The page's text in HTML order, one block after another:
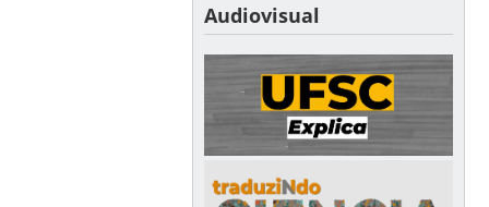
Audiovisual